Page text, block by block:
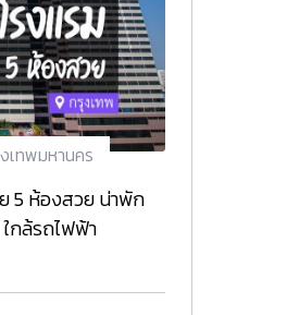
เทพมหานคร
5 ห้องสวย น่าพัก
กล้รถไฟฟ้า